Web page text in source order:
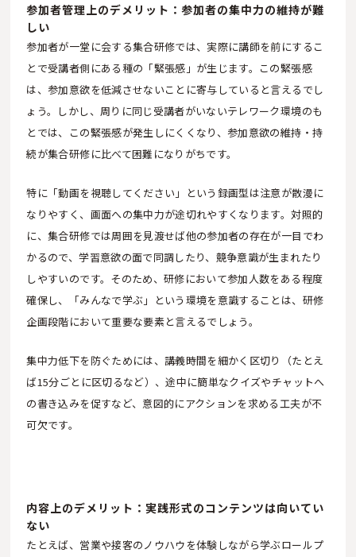
参加者管理上のデメリット：参加者の集中力の維持が難
しい
参加者が一堂に会する集合研修では、実際に講師を前にするこ
とで受講者側にある種の「緊張感」が生じます。この緊張感
は、参加意欲を低減させないことに寄与していると言えるでし
ょう。しかし、周りに同じ受講者がいないテレワーク環境のも
とでは、この緊張感が発生しにくくなり、参加意欲の維持・持
続が集合研修に比べて困難になりがちです。
特に「動画を視聴してください」という録画型は注意が散漫に
なりやすく、画面への集中力が途切れやすくなります。対照的
に、集合研修では周囲を見渡せば他の参加者の存在が一目でわ
かるので、学習意欲の面で同調したり、競争意識が生まれたり
しやすいのです。そのため、研修において参加人数をある程度
確保し、「みんなで学ぶ」という環境を意識することは、研修
企画段階において重要な要素と言えるでしょう。
集中力低下を防ぐためには、講義時間を細かく区切り（たとえ
ば15分ごとに区切るなど）、途中に簡単なクイズやチャットへ
の書き込みを促すなど、意図的にアクションを求める工夫が不
可欠です。
内容上のデメリット：実践形式のコンテンツは向いてい
ない
たとえば、営業や接客のノウハウを体験しながら学ぶロールプ